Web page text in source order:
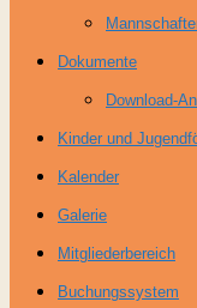
Dokumente
Download-
Kinder und
Kalender
Galerie
Mitgliederbereich
Buchungssystem